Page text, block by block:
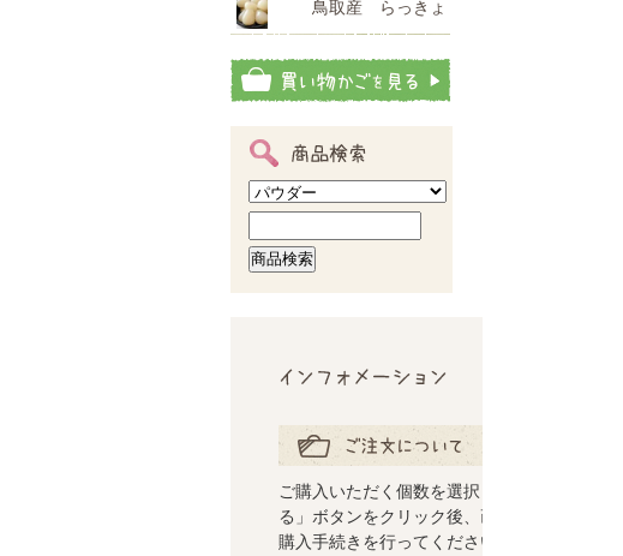
鳥取産 らっきょ
商品検索
ご注文について
ご購入いただく個数を選択し「買い物かごに
る」ボタンをクリック後、画面の指示に従っ
購入手続きを行ってください。詳しい手順は、